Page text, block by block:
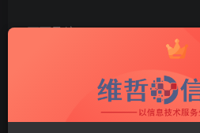
页面导航
Dify实战 – 基于知识
知识库的概念